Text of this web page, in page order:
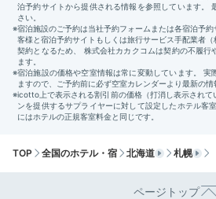
TOP 全国のホテル・宿 北海道 札幌
ページトップ